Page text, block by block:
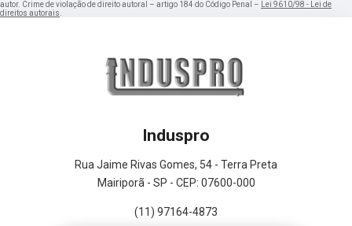
autor. Crime de violação de direito autoral – artigo 184 do Código Penal – Lei 9610/98 - Lei de
direitos autorais.
Induspro
Rua Jaime Rivas Gomes, 54 - Terra Preta
Mairiporã - SP - CEP: 07600-000
(11) 97164-4873